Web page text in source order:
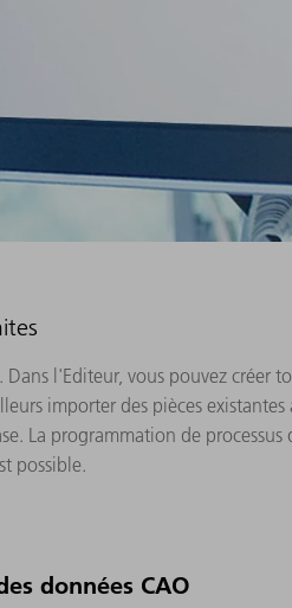
l'Editeur, vous pouvez créer
importer des pièces
La programmation de processus
possible.
données CAO